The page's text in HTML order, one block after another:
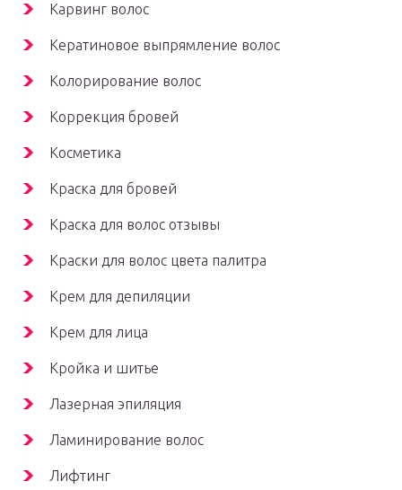
Карвинг волос
Кератиновое выпрямление волос
Колорирование волос
Коррекция бровей
Косметика
Краска для бровей
Краска для волос отзывы
Краски для волос цвета палитра
Крем для депиляции
Крем для лица
Кройка и шитье
Лазерная эпиляция
Ламинирование волос
Лифтинг